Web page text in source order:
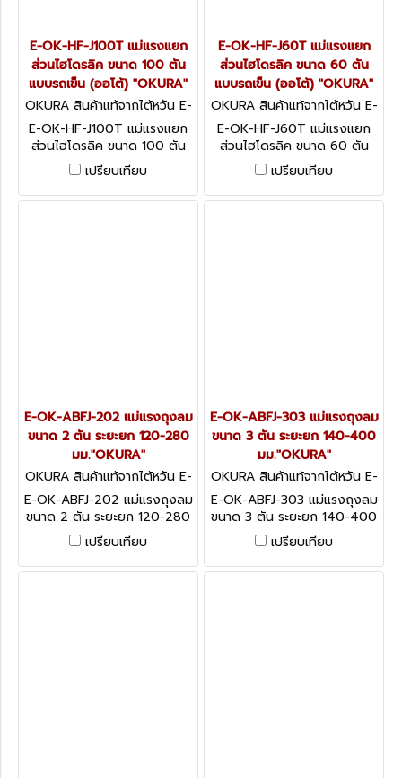
E-OK-HF-J100T แม่แรงแยก
ส่วนไฮโดรลิค ขนาด 100 ตัน
แบบรถเข็น (ออโต้) "OKURA"
OKURA สินค้าแท้จากไต้หวัน E-
OK-HF-J100T
E-OK-HF-J100T แม่แรงแยก
ส่วนไฮโดรลิค ขนาด 100 ตัน
แบบรถเข็น (ออโต้) "OKURA"
เปรียบเทียบ
E-OK-HF-J60T แม่แรงแยก
ส่วนไฮโดรลิค ขนาด 60 ตัน
แบบรถเข็น (ออโต้) "OKURA"
OKURA สินค้าแท้จากไต้หวัน E-
OK-HF-J60T
E-OK-HF-J60T แม่แรงแยก
ส่วนไฮโดรลิค ขนาด 60 ตัน
แบบรถเข็น (ออโต้) "OKURA"
เปรียบเทียบ
E-OK-ABFJ-202 แม่แรงถุงลม
ขนาด 2 ตัน ระยะยก 120-280
มม."OKURA"
OKURA สินค้าแท้จากไต้หวัน E-
OK-ABFJ-202
E-OK-ABFJ-202 แม่แรงถุงลม
ขนาด 2 ตัน ระยะยก 120-280
มม."OKURA"
เปรียบเทียบ
E-OK-ABFJ-303 แม่แรงถุงลม
ขนาด 3 ตัน ระยะยก 140-400
มม."OKURA"
OKURA สินค้าแท้จากไต้หวัน E-
OK-ABFJ-303
E-OK-ABFJ-303 แม่แรงถุงลม
ขนาด 3 ตัน ระยะยก 140-400
มม."OKURA"
เปรียบเทียบ